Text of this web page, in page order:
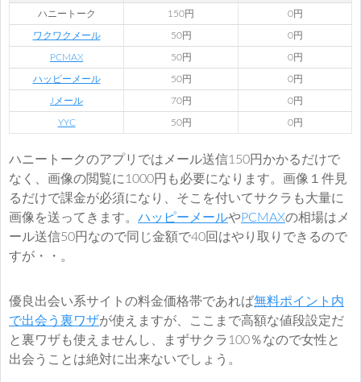
ハニートーク 150円 0円
ワクワクメール 50円 0円
PCMAX 50円 0円
ハッピーメール 50円 0円
Jメール 70円 0円
YYC 50円 0円
ハニートークのアプリではメール送信150円かかるだけで
なく、画像の閲覧に1000円も必要になります。画像１件見
るだけで課金が必須になり、そこを付いてサクラも大量に
画像を送ってきます。 ハッピーメールやPCMAXの相場はメ
ール送信50円なので同じ金額で40回はやり取りできるので
すが・・。
優良出会い系サイトの料金価格帯であれば無料ポイント内
で出会う裏ワザが使えますが、ここまで高額な値段設定だ
と裏ワザも使えませんし、まずサクラ100％なので女性と
出会うことは絶対に出来ないでしょう。